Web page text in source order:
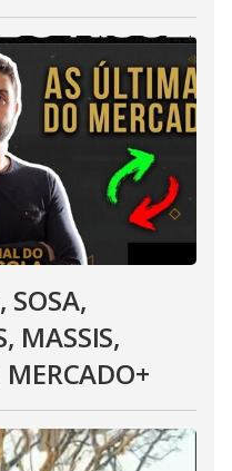
SOSA,
MASSIS,
MERCADO+